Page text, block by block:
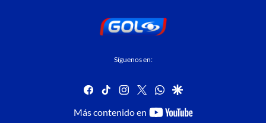
Síguenos en:
facebook
tiktok instagram
twitterwhatsapp
google
Más contenido en
youtube-